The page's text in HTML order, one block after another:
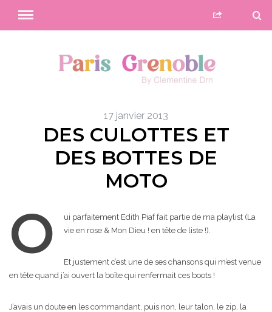
17 janvier 2013
DES CULOTTES ET
DES BOTTES DE
MOTO
O
ui parfaitement Edith Piaf fait partie de ma playlist (La
vie en rose & Mon Dieu ! en tête de liste !).
Et justement c’est une de ses chansons qui m’est venue
en tête quand j’ai ouvert la boîte qui renfermait ces boots !
J’avais un doute en les commandant, puis non, leur talon, le zip, la